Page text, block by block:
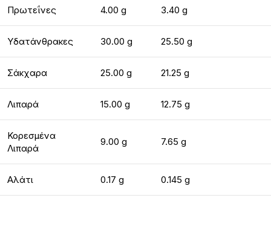
Πρωτεΐνες 4.00 g 3.40 g
Υδατάνθρακες 30.00 g 25.50 g
Σάκχαρα 25.00 g 21.25 g
Λιπαρά 15.00 g 12.75 g
Κορεσμένα
Λιπαρά
9.00 g 7.65 g
Αλάτι 0.17 g 0.145 g